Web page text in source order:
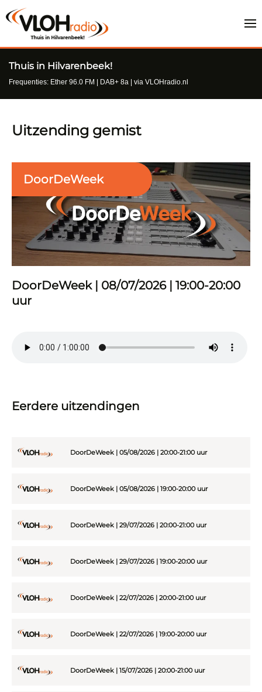
Thuis in Hilvarenbeek!
Frequenties: Ether 96.0 FM | DAB+ 8a | via VLOHradio.nl
Uitzending gemist
DoorDeWeek
DoorDeWeek | 08/07/2026 | 19:00-20:00
uur
Eerdere uitzendingen
DoorDeWeek | 05/08/2026 | 20:00-21:00 uur
DoorDeWeek | 05/08/2026 | 19:00-20:00 uur
DoorDeWeek | 29/07/2026 | 20:00-21:00 uur
DoorDeWeek | 29/07/2026 | 19:00-20:00 uur
DoorDeWeek | 22/07/2026 | 20:00-21:00 uur
DoorDeWeek | 22/07/2026 | 19:00-20:00 uur
DoorDeWeek | 15/07/2026 | 20:00-21:00 uur